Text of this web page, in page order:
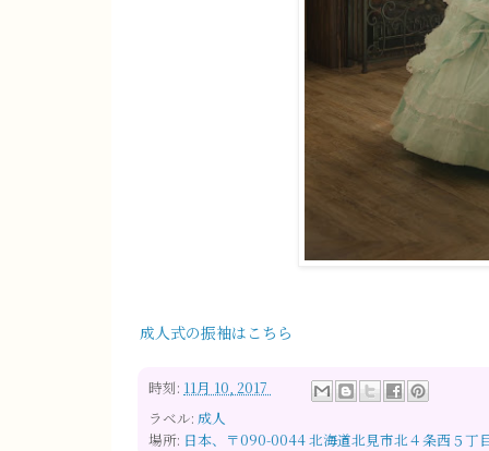
成人式の振袖はこちら
時刻: 11月 10, 2017
ラベル: 成人
場所: 日本、〒090-0044 北海道北見市北４条西５丁